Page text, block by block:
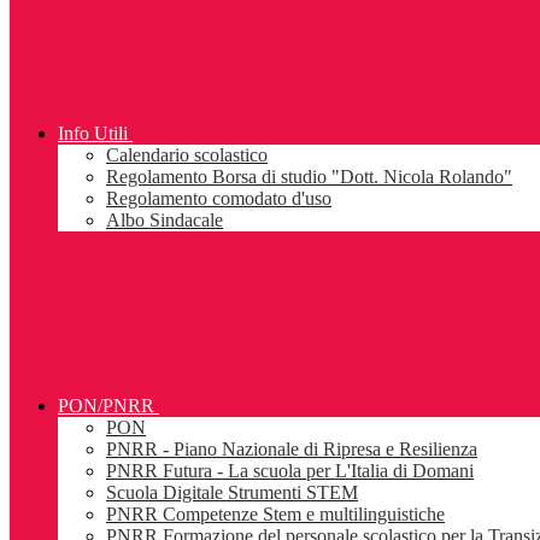
Info Utili
Calendario scolastico
Regolamento Borsa di studio "Dott. Nicola Rolando"
Regolamento comodato d'uso
Albo Sindacale
PON/PNRR
PON
PNRR - Piano Nazionale di Ripresa e Resilienza
PNRR Futura - La scuola per L'Italia di Domani
Scuola Digitale Strumenti STEM
PNRR Competenze Stem e multilinguistiche